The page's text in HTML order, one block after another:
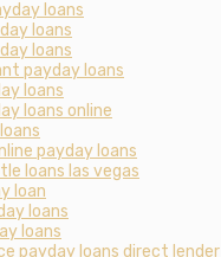
loans
loans
loans
payday loans
loans
loans online
payday loans
loans las vegas
loan
loans
loans
payday loans direct lender